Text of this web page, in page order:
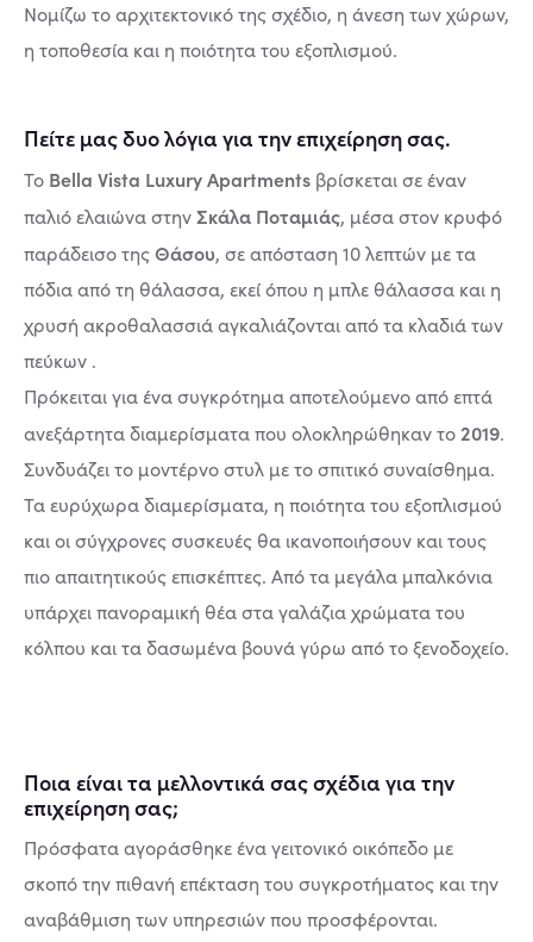
Νομίζω το αρχιτεκτονικό της σχέδιο, η άνεση των χώρων,
η τοποθεσία και η ποιότητα του εξοπλισμού.
Πείτε μας δυο λόγια για την επιχείρηση σας.
Το Bella Vista Luxury Apartments βρίσκεται σε έναν
παλιό ελαιώνα στηνΣκάλα Ποταμιάς, μέσα στον κρυφό
παράδεισο τηςΘάσου, σε απόσταση 10 λεπτών με τα
πόδια από τη θάλασσα, εκεί όπου η μπλε θάλασσα και η
χρυσή ακροθαλασσιά αγκαλιάζονται από τα κλαδιά των
πεύκων .
Πρόκειται για ένα συγκρότημα αποτελούμενο από επτά
ανεξάρτητα διαμερίσματα που ολοκληρώθηκαν το2019.
Συνδυάζει το μοντέρνο στυλ με το σπιτικό συναίσθημα.
Τα ευρύχωρα διαμερίσματα, η ποιότητα του εξοπλισμού
και οι σύγχρονες συσκευές θα ικανοποιήσουν και τους
πιο απαιτητικούς επισκέπτες. Από τα μεγάλα μπαλκόνια
υπάρχει πανοραμική θέα στα γαλάζια χρώματα του
κόλπου και τα δασωμένα βουνά γύρω από το ξενοδοχείο.
Ποια είναι τα μελλοντικά σας σχέδια για την
επιχείρηση σας;
Πρόσφατα αγοράσθηκε ένα γειτονικό οικόπεδο με
σκοπό την πιθανή επέκταση του συγκροτήματος και την
αναβάθμιση των υπηρεσιών που προσφέρονται.